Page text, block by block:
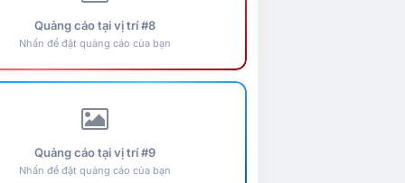
Quảng cáo tại vị trí #8
Nhấn để đặt quảng cáo của bạn
Quảng cáo tại vị trí #9
Nhấn để đặt quảng cáo của bạn